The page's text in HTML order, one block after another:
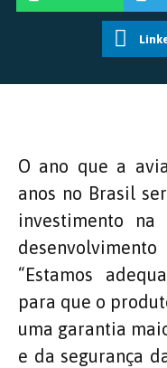
O ano que a
anos no Brasil
investimento na
“Estamos
para que o
uma garantia
e da segurança